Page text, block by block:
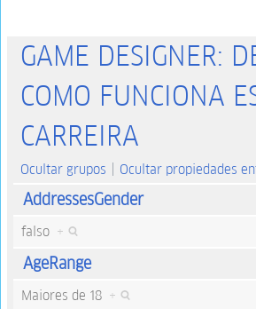
GAME DESIGNER:
COMO FUNCIONA
CARREIRA
Ocultar grupos Ocultar propiedades
AddressesGender
falso +
AgeRange
Maiores de 18 +